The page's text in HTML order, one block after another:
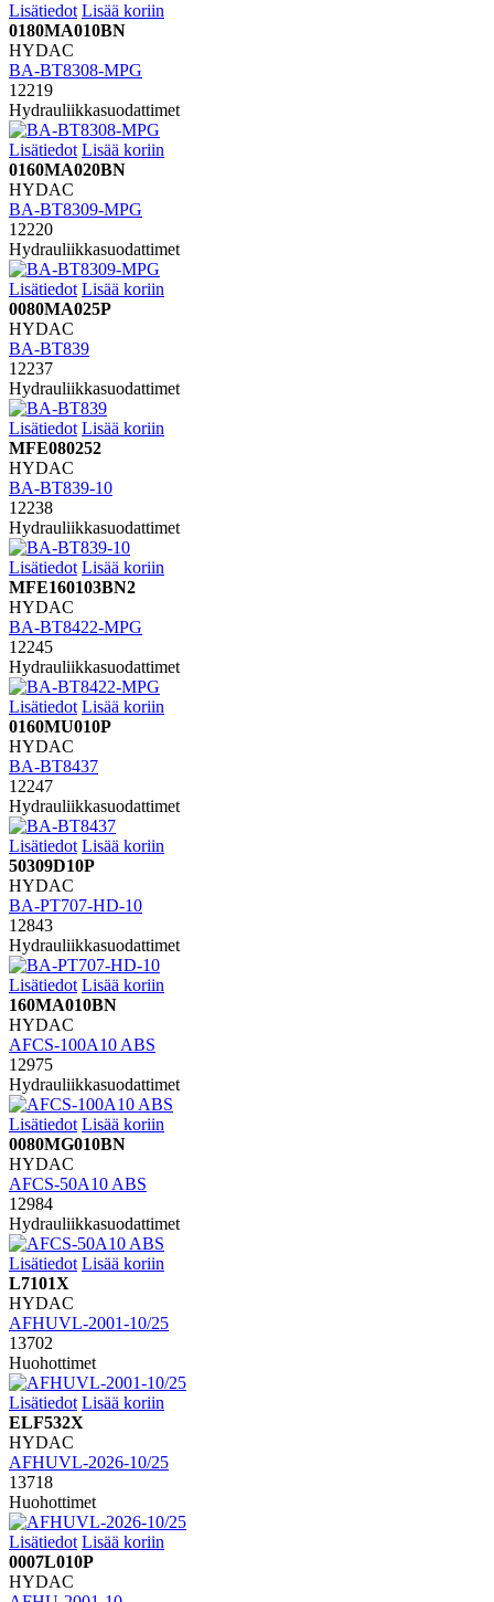
Lisätiedot Lisää koriin
0180MA010BN
HYDAC
BA-BT8308-MPG
12219
Hydrauliikkasuodattimet
Lisätiedot Lisää koriin
0160MA020BN
HYDAC
BA-BT8309-MPG
12220
Hydrauliikkasuodattimet
Lisätiedot Lisää koriin
0080MA025P
HYDAC
BA-BT839
12237
Hydrauliikkasuodattimet
Lisätiedot Lisää koriin
MFE080252
HYDAC
BA-BT839-10
12238
Hydrauliikkasuodattimet
Lisätiedot Lisää koriin
MFE160103BN2
HYDAC
BA-BT8422-MPG
12245
Hydrauliikkasuodattimet
Lisätiedot Lisää koriin
0160MU010P
HYDAC
BA-BT8437
12247
Hydrauliikkasuodattimet
Lisätiedot Lisää koriin
50309D10P
HYDAC
BA-PT707-HD-10
12843
Hydrauliikkasuodattimet
Lisätiedot Lisää koriin
160MA010BN
HYDAC
AFCS-100A10 ABS
12975
Hydrauliikkasuodattimet
Lisätiedot Lisää koriin
0080MG010BN
HYDAC
AFCS-50A10 ABS
12984
Hydrauliikkasuodattimet
Lisätiedot Lisää koriin
L7101X
HYDAC
AFHUVL-2001-10/25
13702
Huohottimet
Lisätiedot Lisää koriin
ELF532X
HYDAC
AFHUVL-2026-10/25
13718
Huohottimet
Lisätiedot Lisää koriin
0007L010P
HYDAC